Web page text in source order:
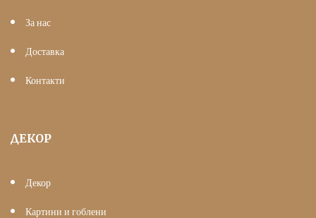
За нас
Доставка
Контакти
ДЕКОР
Декор
Картини и гоблени